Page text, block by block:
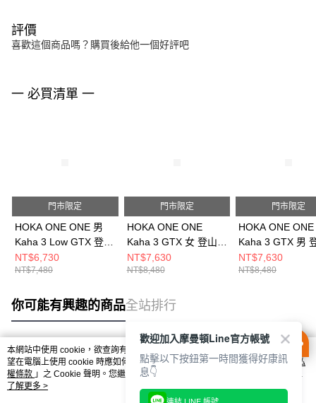
評價
喜歡這個商品嗎？購買後給他一個好評吧
一 必買清單 一
門市限定
HOKA ONE ONE 男
Kaha 3 Low GTX 登山
鞋 黑
HO1162532BBLC
NT$6,730
NT$7,480
門市限定
HOKA ONE ONE
Kaha 3 GTX 女 登山鞋
黑 HO1162531BBLC
NT$7,630
NT$8,480
門市限定
HOKA ONE ONE
Kaha 3 GTX 男
黑
NT$7,630
NT$8,480
你可能有興趣的商品全站排行
熱門標籤
本網站中使用 cookie，欲查詢有關本網站使用 cookie 方式之詳情，及若您不希
望在電腦上使用 cookie 時應如何變更電腦的 cookie 設定，請參閱本網站「
隱私
權條款 」之 Cookie 聲明。您繼續使用本網站即表示您同意本公司得按本網站使
用條款之 Cookie 聲明使用 cookie。
了解更多 >
歡迎加入摩曼頓Line官方帳號
點擊以下按鈕第一時間獲得好康訊
息👇
連結 LINE 帳號